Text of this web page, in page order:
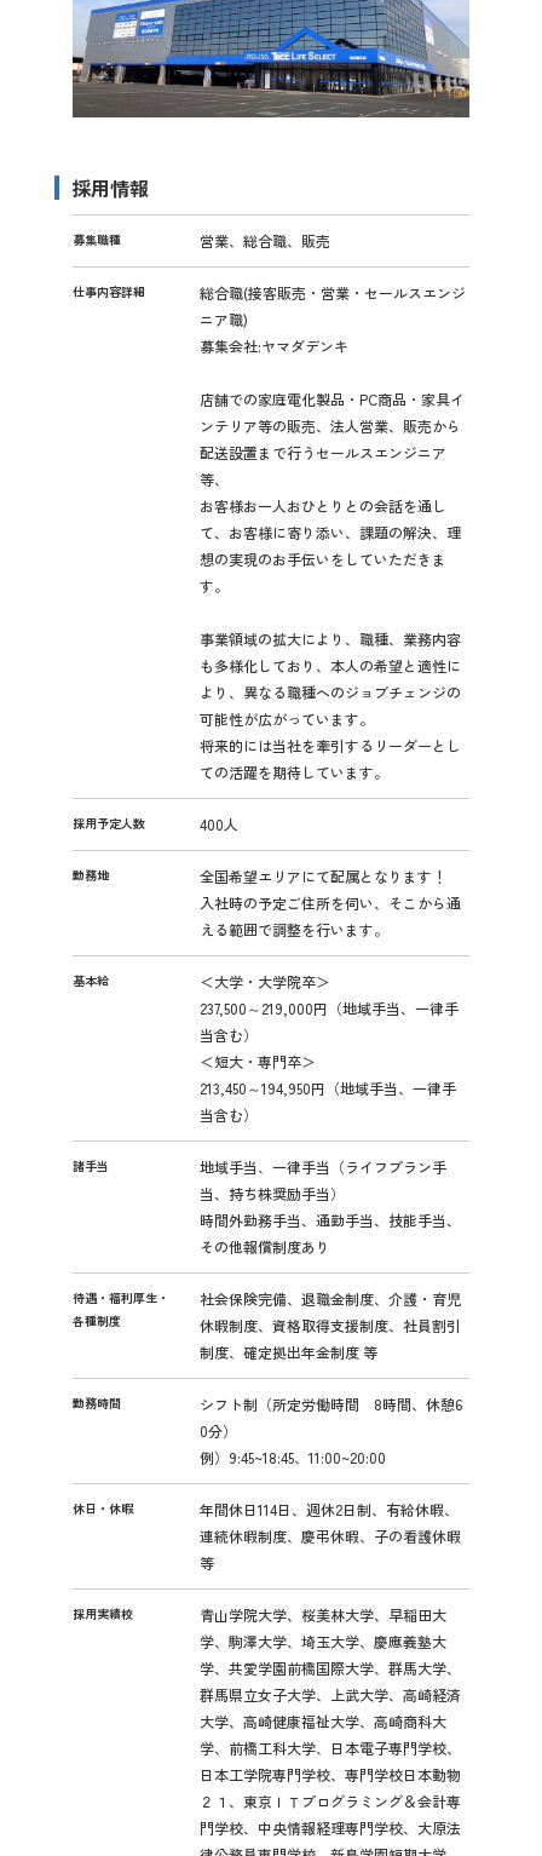
会員登録
ログイン
採用情報
募集職種 営業、総合職、販売
仕事内容詳細
総合職(接客販売・営業・セールスエンジ
ニア職)
募集会社:ヤマダデンキ
店舗での家庭電化製品・PC商品・家具イ
ンテリア等の販売、法人営業、販売から
配送設置まで行うセールスエンジニア
等、
お客様お一人おひとりとの会話を通し
て、お客様に寄り添い、課題の解決、理
想の実現のお手伝いをしていただきま
す。
事業領域の拡大により、職種、業務内容
も多様化しており、本人の希望と適性に
より、異なる職種へのジョブチェンジの
可能性が広がっています。
将来的には当社を牽引するリーダーとし
ての活躍を期待しています。
採用予定人数 400人
勤務地
全国希望エリアにて配属となります！
入社時の予定ご住所を伺い、そこから通
える範囲で調整を行います。
基本給
＜大学・大学院卒＞
237,500～219,000円（地域手当、一律手
当含む）
＜短大・専門卒＞
213,450～194,950円（地域手当、一律手
当含む）
諸手当
地域手当、一律手当（ライフプラン手
当、持ち株奨励手当）
時間外勤務手当、通勤手当、技能手当、
その他報償制度あり
待遇・福利厚生・
各種制度
社会保険完備、退職金制度、介護・育児
休暇制度、資格取得支援制度、社員割引
制度、確定拠出年金制度 等
勤務時間
シフト制（所定労働時間 8時間、休憩6
0分）
例）9:45~18:45、11:00~20:00
休日・休暇
年間休日114日、週休2日制、有給休暇、
連続休暇制度、慶弔休暇、子の看護休暇
等
採用実績校
青山学院大学、桜美林大学、早稲田大
学、駒澤大学、埼玉大学、慶應義塾大
学、共愛学園前橋国際大学、群馬大学、
群馬県立女子大学、上武大学、高崎経済
大学、高崎健康福祉大学、高崎商科大
学、前橋工科大学、日本電子専門学校、
日本工学院専門学校、専門学校日本動物
２１、東京ＩＴプログラミング＆会計専
門学校、中央情報経理専門学校、大原法